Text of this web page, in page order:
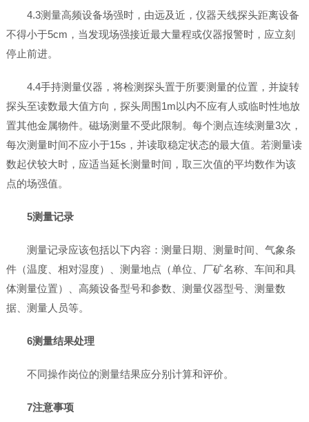
4.3测量高频设备场强时，由远及近，仪器天线探头距离设备
不得小于5cm，当发现场强接近最大量程或仪器报警时，应立刻
停止前进。
4.4手持测量仪器，将检测探头置于所要测量的位置，并旋转
探头至读数最大值方向，探头周围1m以内不应有人或临时性地放
置其他金属物件。磁场测量不受此限制。每个测点连续测量3次，
每次测量时间不应小于15s，并读取稳定状态的最大值。若测量读
数起伏较大时，应适当延长测量时间，取三次值的平均数作为该
点的场强值。
5测量记录
测量记录应该包括以下内容：测量日期、测量时间、气象条
件（温度、相对湿度）、测量地点（单位、厂矿名称、车间和具
体测量位置）、高频设备型号和参数、测量仪器型号、测量数
据、测量人员等。
6测量结果处理
不同操作岗位的测量结果应分别计算和评价。
7注意事项